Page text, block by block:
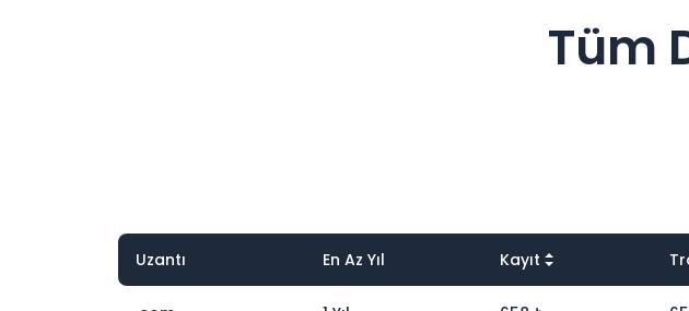
Tüm
Uzantı En Az Yıl Kayıt